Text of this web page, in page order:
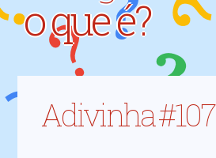
o que é?
Adivinha #107